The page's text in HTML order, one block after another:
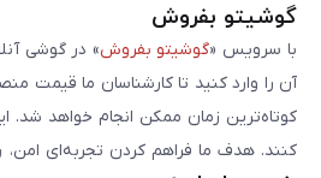
گوشیتو بفروش
با سرویس «گوشیتو بفروش» در گوشی
آن را وارد کنید تا کارشناسان ما قیمت
کوتاه‌ترین زمان ممکن انجام خواهد
کنند. هدف ما فراهم کردن تجربه‌ای